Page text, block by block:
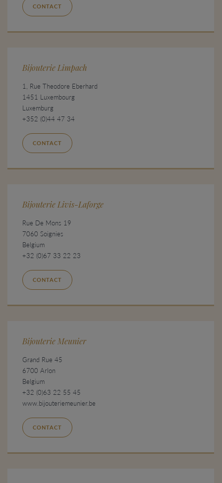
CONTACT
Bijouterie Limpach
1, Rue Theodore Eberhard
1451 Luxembourg
Luxemburg
+352 (0)44 47 34
CONTACT
Bijouterie Livis-Laforge
Rue De Mons 19
7060 Soignies
Belgium
+32 (0)67 33 22 23
CONTACT
Bijouterie Meunier
Grand Rue 45
6700 Arlon
Belgium
+32 (0)63 22 55 45
www.bijouteriemeunier.be
CONTACT